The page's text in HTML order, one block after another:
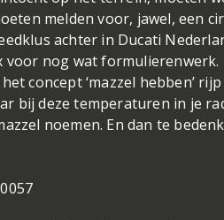
melden voor, jawel, een
achter in Ducati
nog wat formulierenwerk.
concept ‘mazzel hebben’
bij deze temperaturen in je
noemen. En dan te